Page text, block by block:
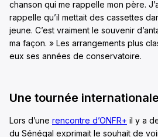
chanson qui me rappelle mon père.
rappelle qu’il mettait des cassettes
jeune. C’est vraiment le souvenir
ma façon. » Les arrangements plus
eux ses années de conservatoire.
Une tournée internationale
Lors d’une rencontre d’ONFR+ il y a
du Sénégal exprimait le souhait de